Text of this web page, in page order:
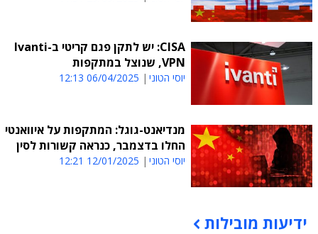
CISA: יש לתקן פגם קריטי ב-Ivanti
VPN, שנוצל במתקפות
יוסי הטוני 06/04/2025 12:13
מנדיאנט-גוגל: המתקפות על איוואנטי
החלו בדצמבר, כנראה קשורות לסין
יוסי הטוני 12/01/2025 12:21
תוכן פרסומי
ידיעות מובילות